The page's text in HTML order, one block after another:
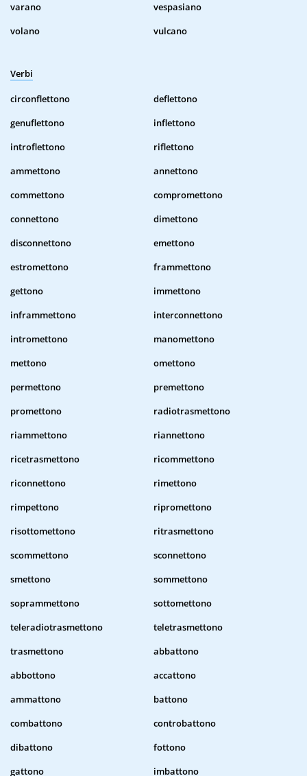
varano
vespasiano
volano
vulcano
Verbi
circonflettono
deflettono
genuflettono
inflettono
introflettono
riflettono
ammettono
annettono
commettono
compromettono
connettono
dimettono
disconnettono
emettono
estromettono
frammettono
gettono
immettono
inframmettono
interconnettono
intromettono
manomettono
mettono
omettono
permettono
premettono
promettono
radiotrasmettono
riammettono
riannettono
ricetrasmettono
ricommettono
riconnettono
rimettono
rimpettono
ripromettono
risottomettono
ritrasmettono
scommettono
sconnettono
smettono
sommettono
soprammettono
sottomettono
teleradiotrasmettono
teletrasmettono
trasmettono
abbattono
abbottono
accattono
ammattono
battono
combattono
controbattono
dibattono
fottono
gattono
imbattono